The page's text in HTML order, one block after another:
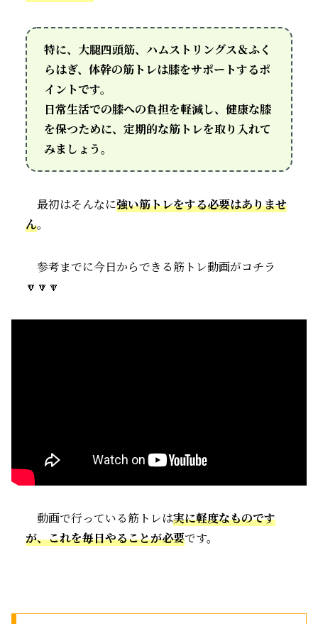
特に、大腿四頭筋、ハムストリングス＆ふく
らはぎ、体幹の筋トレは膝をサポートするポ
イントです。
日常生活での膝への負担を軽減し、健康な膝
を保つために、定期的な筋トレを取り入れて
みましょう。
最初はそんなに強い筋トレをする必要はありませ
ん。
参考までに今日からできる筋トレ動画がコチラ
🔽🔽🔽
動画で行っている筋トレは実に軽度なものです
が、これを毎日やることが必要です。